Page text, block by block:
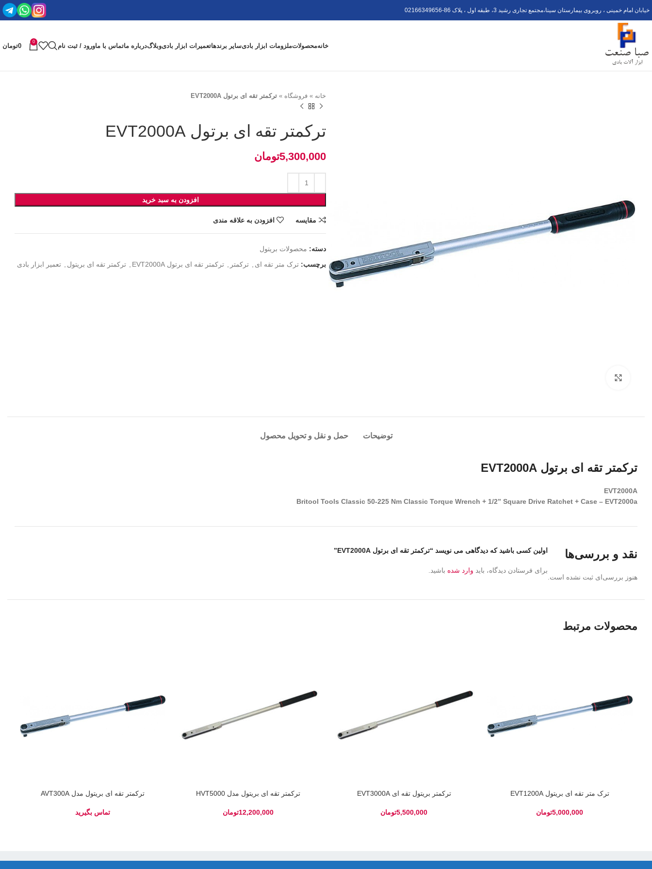
خیابان امام خمینی ، روبروی بیمارستان سینا،مجتمع تجاری رشید 3، طبقه اول ، پلاک 6 02166349656-8
خانهمحصولاتملزومات ابزار بادیسایر برندهاتعمیرات ابزار بادیوبلاگدرباره ماتماس با ماورود / ثبت نام
0
0تومان
خانه » فروشگاه » ترکمتر تقه ای برتول EVT2000A
تومان
تومان
ترکمتر تقه ای برتول EVT2000A
تومان
افزودن به سبد خرید
مقايسه افزودن به علاقه مندی
دسته: محصولات بریتول
برچسب: ترک متر تقه ای ترکمتر ترکمتر تقه ای برتول EVT2000A ترکمتر تقه ای بریتول تعمیر ابزار بادی
توضیحات حمل و نقل و تحویل محصول
ترکمتر تقه ای برتول EVT2000A
EVT2000A
Britool Tools Classic 50-225 Nm Classic Torque Wrench + 1/2” Square Drive Ratchet + Case – EVT2000a
نقد و بررسی‌ها
هنوز بررسی‌ای ثبت نشده است.
اولین کسی باشید که دیدگاهی می نویسد “ترکمتر تقه ای برتول EVT2000A”
برای فرستادن دیدگاه، باید وارد شده باشید.
محصولات مرتبط
ترک متر تقه ای بریتول EVT1200A
تومان
ترکمتر بریتول تقه ای EVT3000A
تومان
ترکمتر تقه ای بریتول مدل HVT5000
تومان
ترکمتر تقه ای بریتول مدل AVT300A